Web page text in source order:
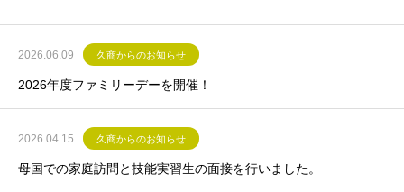
2026.06.09 久商からのお知らせ
2026年度ファミリーデーを開催！
2026.04.15 久商からのお知らせ
母国での家庭訪問と技能実習生の面接を行いました。